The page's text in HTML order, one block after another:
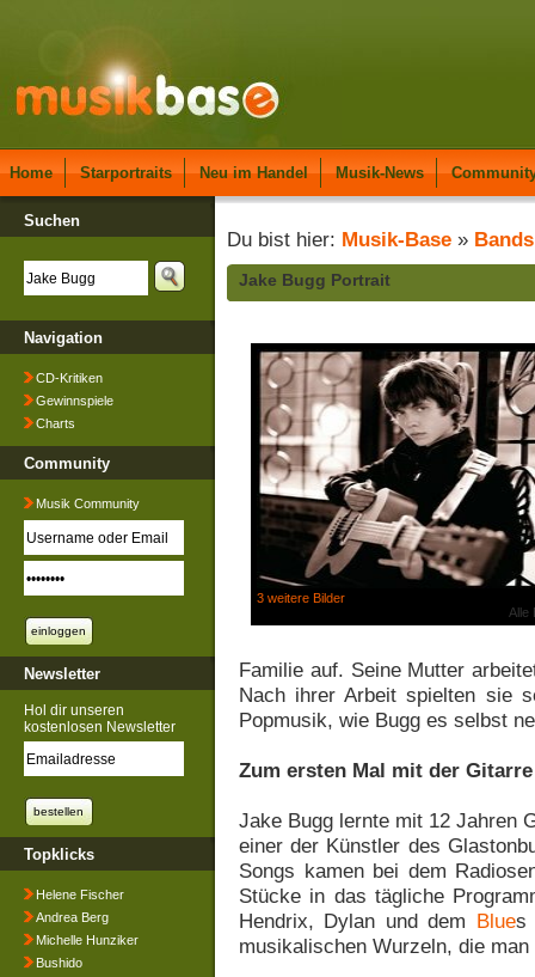
Home Starportraits Neu im Handel Musik-News
Suchen
Navigation
CD-Kritiken
Gewinnspiele
Charts
Community
Musik Community
Newsletter
Hol dir unseren
kostenlosen Newsletter
Topklicks
Helene Fischer
Andrea Berg
Michelle Hunziker
Bushido
Du bist hier: Musik-Base » Bands
Jake Bugg Portrait
3 weitere Bilder
Alle
Familie auf. Seine Mutter
Nach ihrer Arbeit spielten sie
Popmusik, wie Bugg es selbst
Zum ersten Mal mit der
Jake Bugg lernte mit 12 Jahren
einer der Künstler des
Songs kamen bei dem
Stücke in das tägliche
Hendrix, Dylan und dem Blues
musikalischen Wurzeln, die